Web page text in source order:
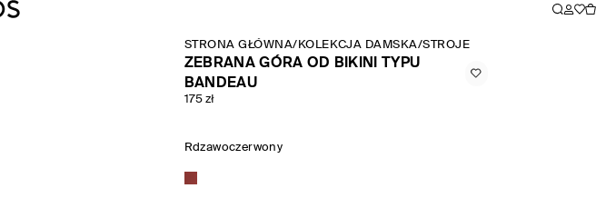
STRONA GŁÓWNA/ KOLEKCJA DAMSKA/STROJE KĄPIELOWE
ZEBRANA GÓRA OD BIKINI TYPU
BANDEAU
175 zł
Rdzawoczerwony